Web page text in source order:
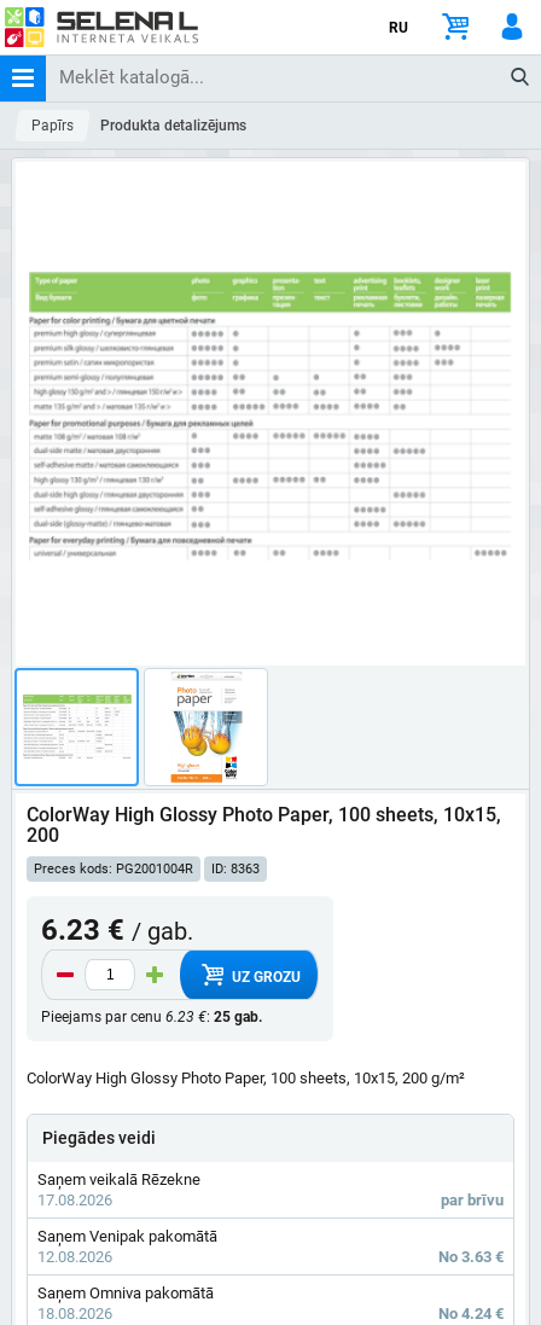
RU
Papīrs Produkta detalizējums
ColorWay High Glossy Photo Paper, 100 sheets, 10x15,
200
Preces kods: PG2001004R ID: 8363
6.23 € / gab.
UZ GROZU
Pieejams par cenu 6.23 €: 25 gab.
ColorWay High Glossy Photo Paper, 100 sheets, 10x15, 200 g/m²
Piegādes veidi
Saņem veikalā Rēzekne
17.08.2026
par brīvu
Saņem Venipak pakomātā
12.08.2026
No 3.63 €
Saņem Omniva pakomātā
18.08.2026
No 4.24 €